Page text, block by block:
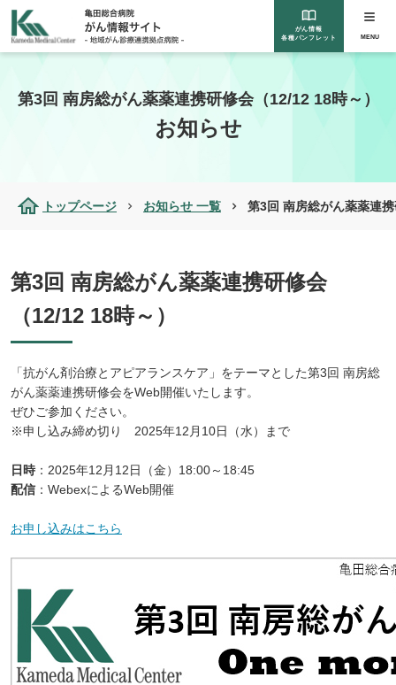
がん情報
各種パンフレット
MENU
第3回 南房総がん薬薬連携研修会（12/12 18時～）
お知らせ
トップページ お知らせ 一覧 第3回 南房総がん薬薬連
第3回 南房総がん薬薬連携研修会
（12/12 18時～）
「抗がん剤治療とアピアランスケア」をテーマとした第3回 南房総
がん薬薬連携研修会をWeb開催いたします。
ぜひご参加ください。
※申し込み締め切り 2025年12月10日（水）まで
日時 ：2025年12月12日（金）18:00～18:45
配信 ：WebexによるWeb開催
お申し込みはこちら